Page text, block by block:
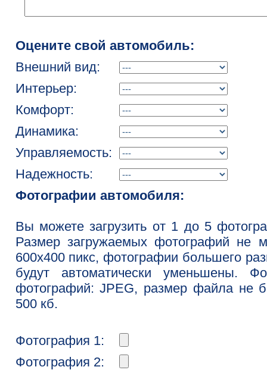
Оцените свой автомобиль:
Внешний вид:
Интерьер:
Комфорт:
Динамика:
Управляемость:
Надежность:
Фотографии автомобиля:
Вы можете загрузить от 1 до 5
Размер загружаемых фотографий не
600x400 пикс, фотографии большего
будут автоматически уменьшены.
фотографий: JPEG, размер файла не
500 кб.
Фотография 1:
Фотография 2: